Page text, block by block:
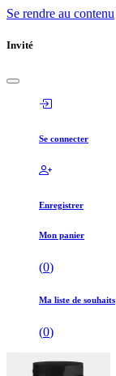
Se rendre au contenu
Invité
Se connecter
Enregistrer
Mon panier
(0)
Ma liste de souhaits
(0)